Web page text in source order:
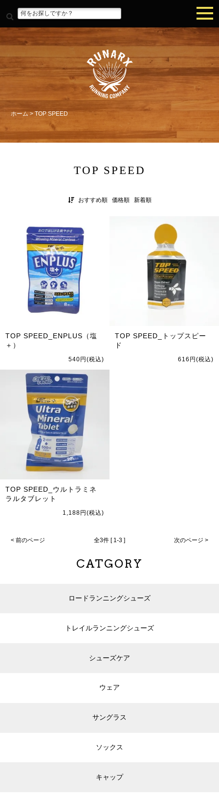
ホーム>TOP SPEED
TOP SPEED
おすすめ順 価格順 新着順
TOP SPEED_ENPLUS（塩
＋）
540円(税込)
TOP SPEED_トップスピー
ド
616円(税込)
TOP SPEED_ウルトラミネ
ラルタブレット
1,188円(税込)
< 前のページ 全3件 [ 1-3 ] 次のページ >
CATGORY
ロードランニングシューズ
トレイルランニングシューズ
シューズケア
ウェア
サングラス
ソックス
キャップ